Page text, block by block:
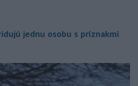
jednu osobu s príznakmi